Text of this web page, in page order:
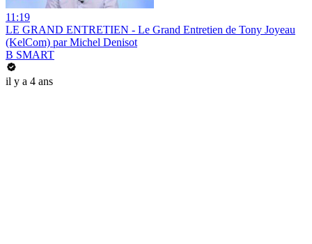
11:19
LE GRAND ENTRETIEN - Le Grand Entretien de Tony Joyeau
(KelCom) par Michel Denisot
B SMART
il y a 4 ans